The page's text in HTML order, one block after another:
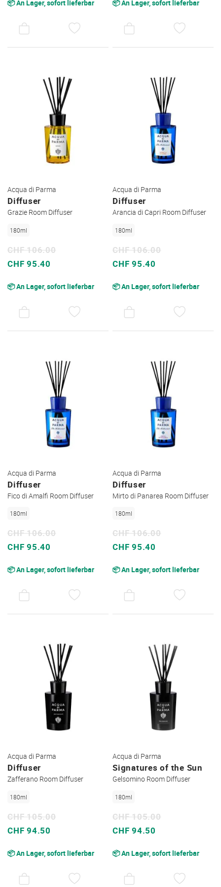
📦 An Lager, sofort lieferbar 📦 An Lager, sofort lieferbar
Acqua di Parma
Diffuser
Grazie Room Diffuser
180ml
Sonderpreis
CHF 95.40
CHF 106.00
📦 An Lager, sofort lieferbar
Acqua di Parma
Diffuser
Arancia di Capri Room Diffuser
180ml
Sonderpreis
CHF 95.40
CHF 106.00
📦 An Lager, sofort lieferbar
Acqua di Parma
Diffuser
Fico di Amalfi Room Diffuser
180ml
Sonderpreis
CHF 95.40
CHF 106.00
📦 An Lager, sofort lieferbar
Acqua di Parma
Diffuser
Mirto di Panarea Room Diffuser
180ml
Sonderpreis
CHF 95.40
CHF 106.00
📦 An Lager, sofort lieferbar
Acqua di Parma
Diffuser
Zafferano Room Diffuser
180ml
Sonderpreis
CHF 94.50
CHF 105.00
📦 An Lager, sofort lieferbar
Acqua di Parma
Signatures of the Sun
Gelsomino Room Diffuser
180ml
Sonderpreis
CHF 94.50
CHF 105.00
📦 An Lager, sofort lieferbar